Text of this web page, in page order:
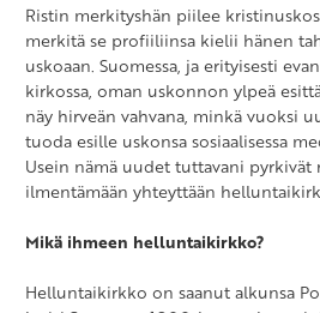
Ristin merkityshän piilee
merkitä se profiiliinsa kielii hänen
uskoaan. Suomessa, ja erityisesti
kirkossa, oman uskonnon ylpeä
näy hirveän vahvana, minkä vuoksi
tuoda esille uskonsa sosiaalisessa
Usein nämä uudet tuttavani
ilmentämään yhteyttään
Mikä ihmeen helluntaikirkko?
Helluntaikirkko on saanut alkunsa